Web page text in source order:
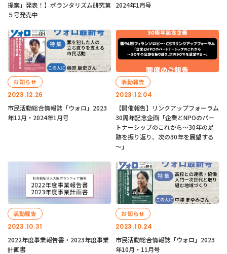
提案」発表！】ボランタリズム研究第
５号発売中
2024年1月号
2023.12.26
お知らせ
市民活動総合情報誌「ウォロ」2023
年12月・2024年1月号
2023.12.04
活動報告
【開催報告】リンクアップフォーラム
30周年記念企画「企業とNPOのパー
トナーシップのこれから～30年の足
跡を振り返り、次の30年を展望する
～」
2023.10.31
活動報告
2022年度事業報告書・2023年度事業
計画書
2023.10.24
お知らせ
市民活動総合情報誌「ウォロ」2023
年10月・11月号